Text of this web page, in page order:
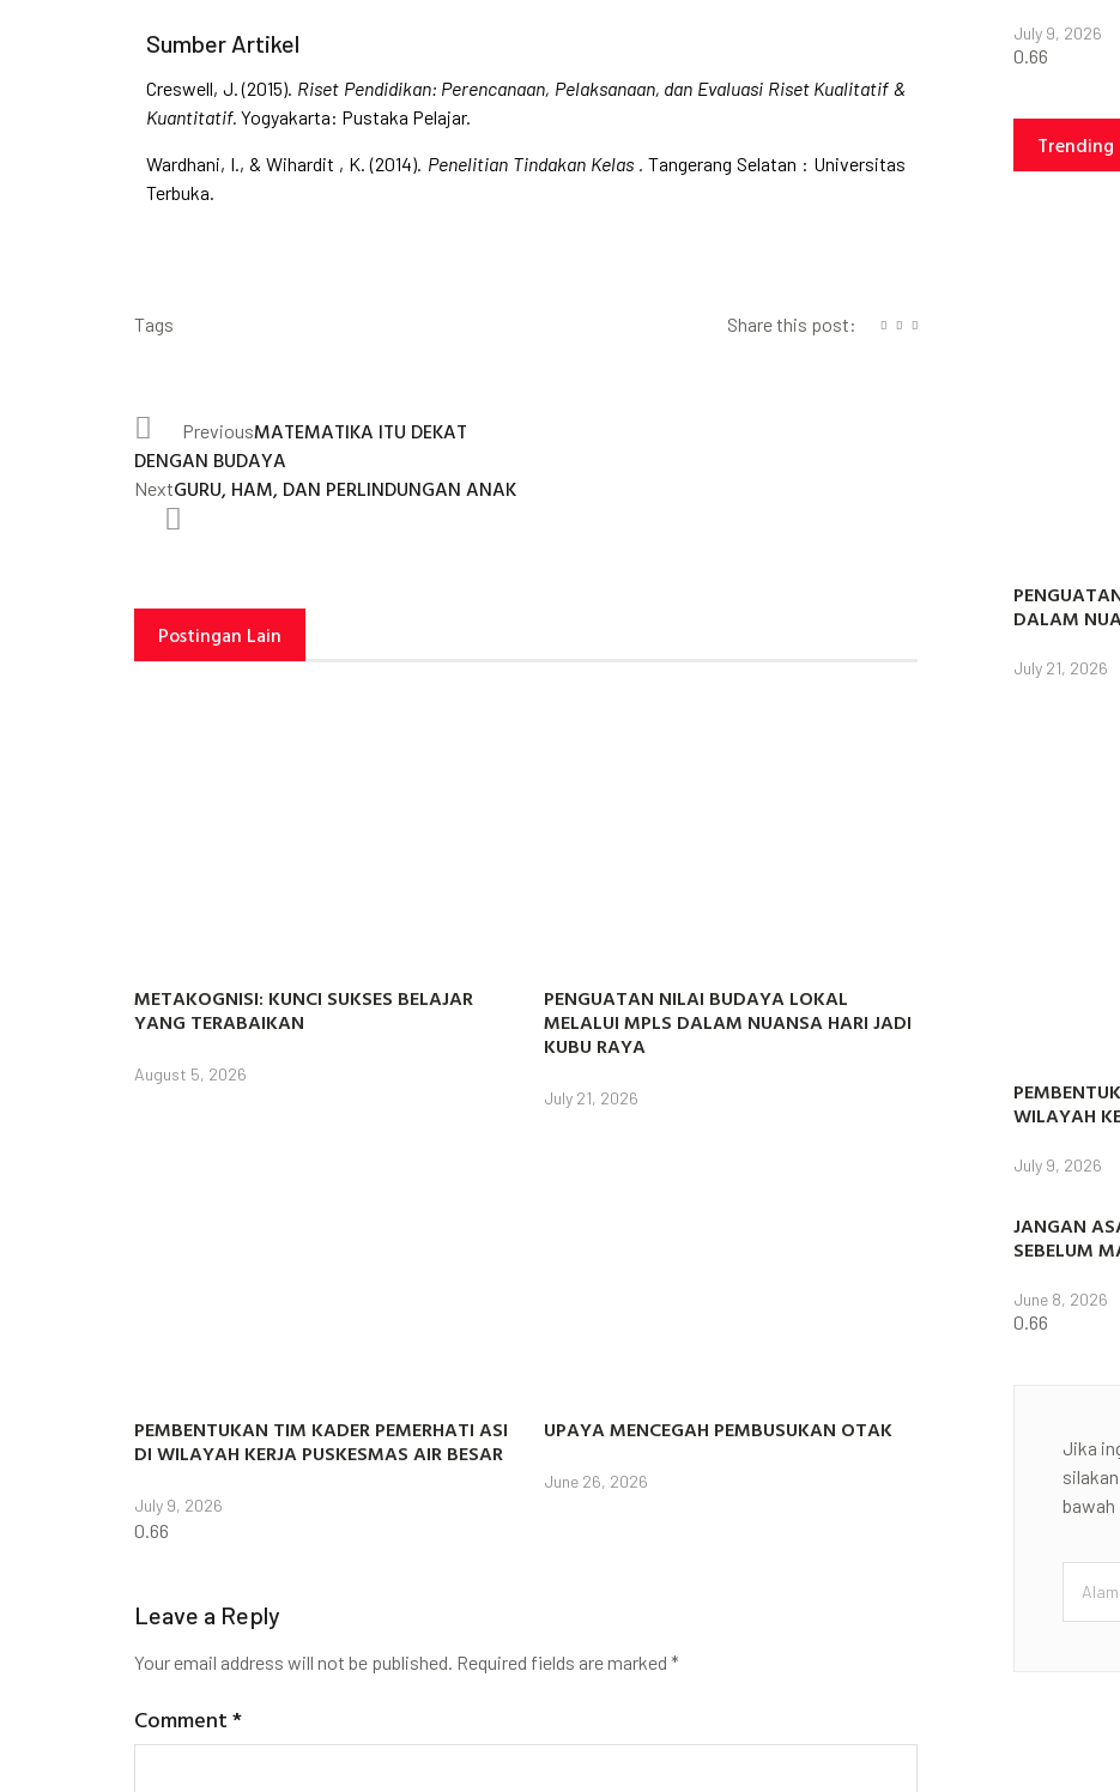
Sumber Artikel
Creswell, J. (2015). Riset Pendidikan: Perencanaan, Pelaksanaan, dan Evaluasi Riset Kualitatif &
Kuantitatif. Yogyakarta: Pustaka Pelajar.
Wardhani, I., & Wihardit , K. (2014). Penelitian Tindakan Kelas .
Tangerang Selatan : Universitas
Terbuka.
Tags Share this post:
PreviousMATEMATIKA ITU DEKAT
DENGAN BUDAYA
NextGURU, HAM, DAN PERLINDUNGAN ANAK
Postingan Lain
METAKOGNISI: KUNCI SUKSES BELAJAR
YANG TERABAIKAN
August 5, 2026
PENGUATAN NILAI BUDAYA LOKAL
MELALUI MPLS DALAM NUANSA HARI JADI
KUBU RAYA
July 21, 2026
PEMBENTUKAN TIM KADER PEMERHATI ASI
DI WILAYAH KERJA PUSKESMAS AIR BESAR
July 9, 2026
UPAYA MENCEGAH PEMBUSUKAN OTAK
June 26, 2026
Leave a Reply
Your email address will not be published. Required fields are marked *
Comment*
July 9, 2026
Trending
DALAM
July 21, 2026
WILAYAH
July 9, 2026
JANGAN
SEBELUM
June 8, 2026
Jika
bawah